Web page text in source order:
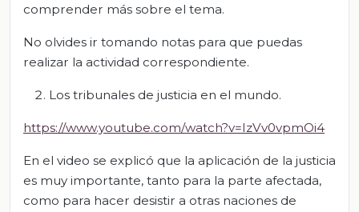
comprender más sobre el tema.
No olvides ir tomando notas para que puedas
realizar la actividad correspondiente.
Los tribunales de justicia en el mundo.
https://www.youtube.com/watch?v=IzVv0vpmOi4
En el video se explicó que la aplicación de la justicia
es muy importante, tanto para la parte afectada,
como para hacer desistir a otras naciones de